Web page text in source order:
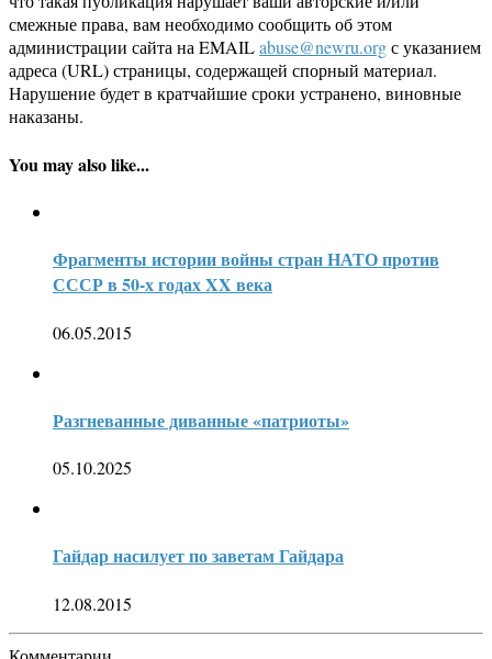
смежные права, вам необходимо сообщить об этом
администрации сайта на EMAILabuse@newru.orgс указанием
адреса (URL) страницы, содержащей спорный материал.
Нарушение будет в кратчайшие сроки устранено, виновные
наказаны.
You may also like...
Фрагменты истории войны стран НАТО против
СССР в 50-х годах XX века
06.05.2015
Разгневанные диванные «патриоты»
05.10.2025
Гайдар насилует по заветам Гайдара
12.08.2015